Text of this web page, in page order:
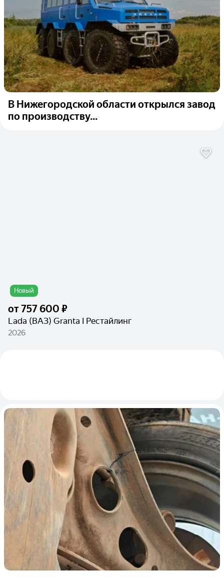
В Нижегородской области открылся завод
по производству...
Новый
от757 600 ₽
Lada (ВАЗ) Granta I Рестайлинг
2026